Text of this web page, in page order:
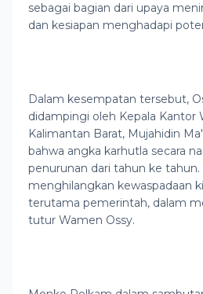
sebagai bagian dari upaya
dan kesiapan menghadapi
Dalam kesempatan tersebut,
didampingi oleh Kepala Kantor
Kalimantan Barat, Mujahidin
bahwa angka karhutla secara
penurunan dari tahun ke
menghilangkan kewaspadaan
terutama pemerintah, dalam
tutur Wamen Ossy.